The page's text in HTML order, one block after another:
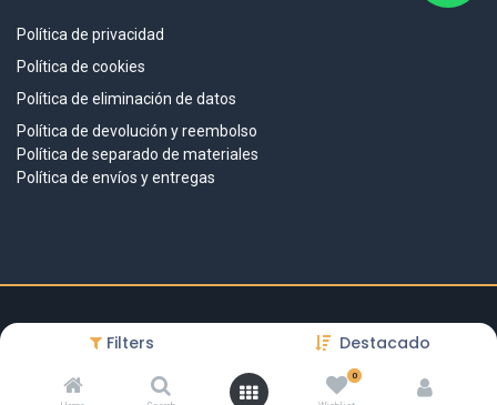
Filters Destacado
0
Política de privacidad
Política de cookies
Política de eliminación de datos
Política de devolución y reembolso
Política de separado de materiales
Política de envíos y entregas
DISEÑO & DESARROLLO
BitaTech